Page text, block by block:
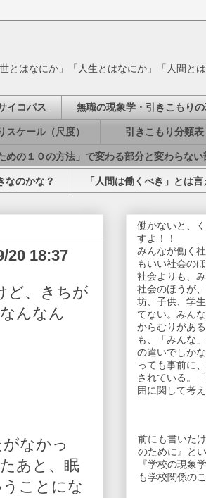
はなにか」「人生とはなにか」「人間と
イコパス 無職の現象学・引きこもり
スケール（尺度） 引きこもり分類表
めの１０の方法」で変わる部分と変わらな
なのかな？ 「人間は働くべき」とは
20 18:37
ど、きちが
んなん
なかっ
あと、眠
ことにな
働かないと、
すよ！！
みんなが働く
もいい社会の
社会よりも、
社会のほうが
坊、子供、学
てない。みん
からむりがあ
も、「みんな
の違いでしか
っても事前に
されている。
囲に関して考
前にも書いた
のために』と
『学校の現象
も学校関係の